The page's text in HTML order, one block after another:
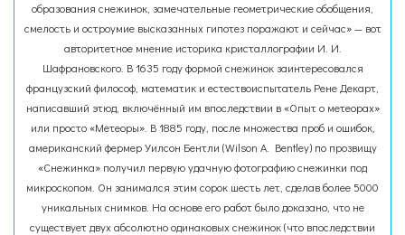
образования снежинок, замечательные геометрические обобщения,
смелость и остроумие высказанных гипотез поражают и сейчас» — вот
авторитетное мнение историка кристаллографии И. И.
Шафрановского. В 1635 году формой снежинок заинтересовался
французский философ, математик и естествоиспытатель Рене Декарт,
написавший этюд, включённый им впоследствии в «Опыт о метеорах»
или просто «Метеоры». В 1885 году, после множества проб и ошибок,
американский фермер Уилсон Бентли (Wilson A. Bentley) по прозвищу
«Снежинка» получил первую удачную фотографию снежинки под
микроскопом. Он занимался этим сорок шесть лет, сделав более 5000
уникальных снимков. На основе его работ было доказано, что не
существует двух абсолютно одинаковых снежинок (что впоследствии